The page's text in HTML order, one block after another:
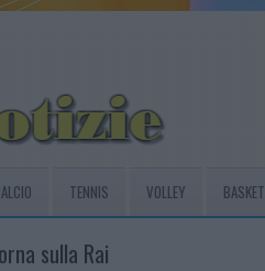
TENNIS VOLLEY BASKET
sulla Rai